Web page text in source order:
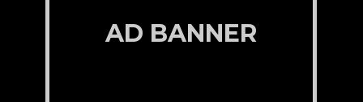
AD BANNER